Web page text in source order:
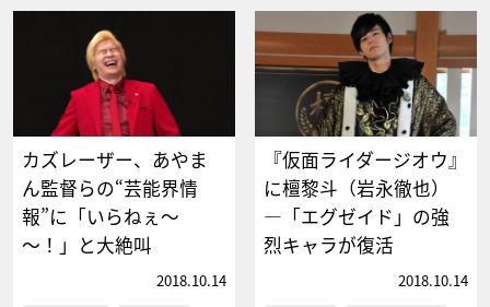
カズレーザー、あやま
ん監督らの“芸能界情
報”に「いらねぇ～
～！」と大絶叫
2018.10.14
『仮面ライダージオウ』
に檀黎斗（岩永徹也）
―「エグゼイド」の強
烈キャラが復活
2018.10.14